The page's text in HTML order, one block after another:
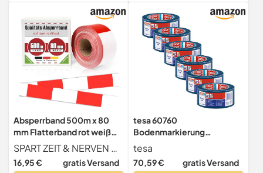
Warnmarkierung PKW
Anhänger Draußen
Absperrband 500m x 80
mm Flatterband rot weiß
Baustelle Feuerwehr Polizei
im Karton extrem reißfest
35 µm Baustellenband
SPART ZEIT & NERVEN Mit unserem hochwertigen und langlebigen Absperrband haben Sie mehr Zeit für Ihr eigentliches Projekt. Investieren Sie in Qualität Made in Germany und profitieren Sie von wochenlanger Sicherheit und maximaler Warnwirkung.
16,95 € gratis Versand
tesa 60760
Bodenmarkierung
Markierungsband aus
weichem PVC - Warnband
für temporäre
tesa
70,59 € gratis Versand